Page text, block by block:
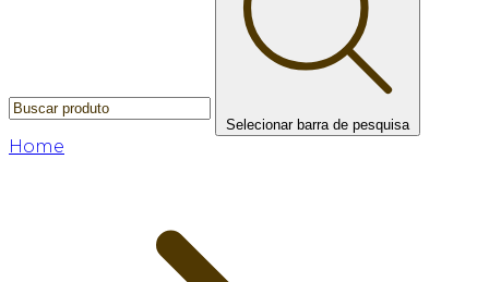
Selecionar barra de pesquisa
Home